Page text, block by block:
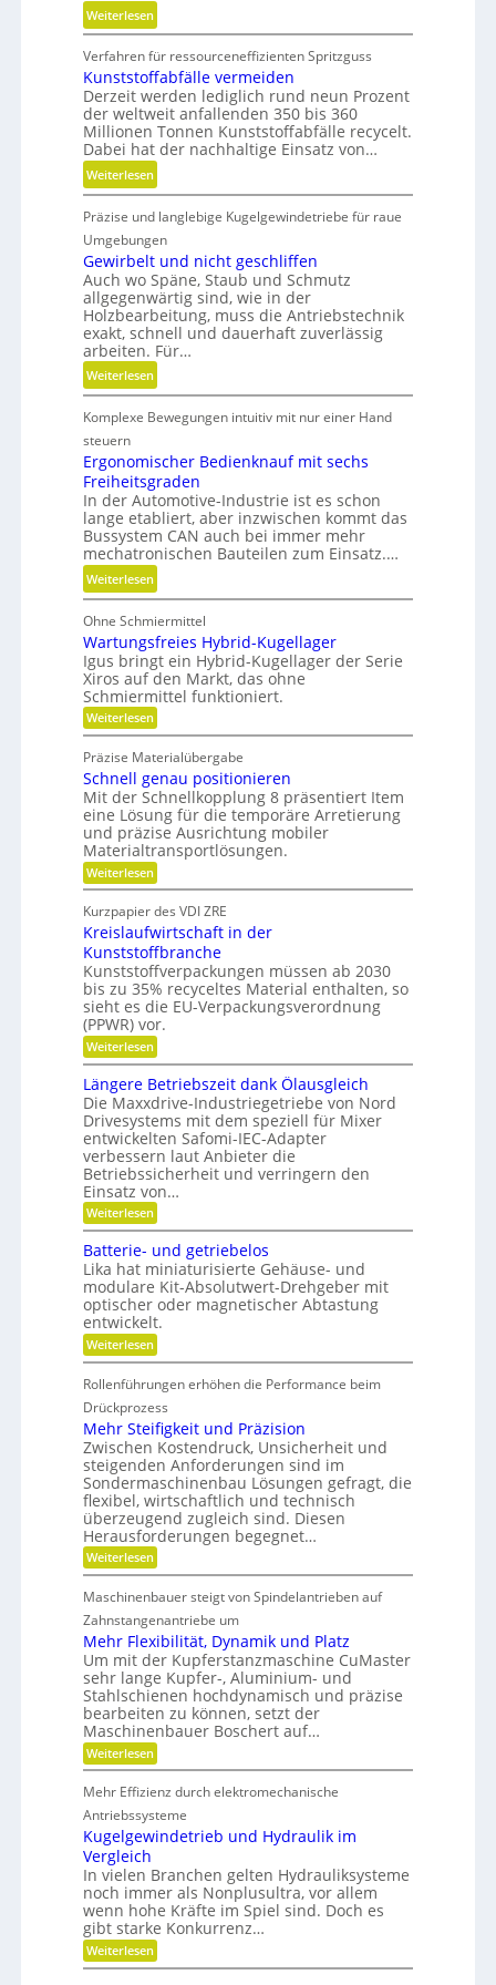
Weiterlesen:
M
o
d
u
l
r
e
r
m
a
t
u
r
e
n
t
e
h
n
i
k
Verfahren für ressourceneffizienten Spritzguss
Kunststoffabfälle vermeiden
Derzeit werden lediglich rund neun Prozent
der weltweit anfallenden 350 bis 360
Millionen Tonnen Kunststoffabfälle recycelt.
Dabei hat der nachhaltige Einsatz von…
Weiterlesen:
K
u
n
s
t
s
t
o
f
f
b
ä
l
l
e
v
e
r
m
e
i
d
e
n
Präzise und langlebige Kugelgewindetriebe für raue
Umgebungen
Gewirbelt und nicht geschliffen
Auch wo Späne, Staub und Schmutz
allgegenwärtig sind, wie in der
Holzbearbeitung, muss die Antriebstechnik
exakt, schnell und dauerhaft zuverlässig
arbeiten. Für…
Weiterlesen:
G
e
i
r
b
e
l
t
u
n
d
n
i
c
h
t
g
e
s
c
h
l
i
f
e
n
Komplexe Bewegungen intuitiv mit nur einer Hand
steuern
Ergonomischer Bedienknauf mit sechs
Freiheitsgraden
In der Automotive-Industrie ist es schon
lange etabliert, aber inzwischen kommt das
Bussystem CAN auch bei immer mehr
mechatronischen Bauteilen zum Einsatz.…
Weiterlesen:
E
r
g
o
n
o
m
s
c
h
e
r
B
e
d
i
e
n
k
n
a
u
f
m
i
t
s
e
c
h
s
F
r
e
i
h
t
g
r
a
d
e
n
Ohne Schmiermittel
Wartungsfreies Hybrid-Kugellager
Igus bringt ein Hybrid-Kugellager der Serie
Xiros auf den Markt, das ohne
Schmiermittel funktioniert.
Weiterlesen:
W
r
t
u
n
g
s
f
r
e
e
s
H
y
b
r
i
d
-
K
g
e
l
l
a
g
e
r
Präzise Materialübergabe
Schnell genau positionieren
Mit der Schnellkopplung 8 präsentiert Item
eine Lösung für die temporäre Arretierung
und präzise Ausrichtung mobiler
Materialtransportlösungen.
Weiterlesen:
S
h
n
e
l
l
g
e
n
a
u
o
s
i
t
i
o
n
i
e
r
n
Kurzpapier des VDI ZRE
Kreislaufwirtschaft in der
Kunststoffbranche
Kunststoffverpackungen müssen ab 2030
bis zu 35% recyceltes Material enthalten, so
sieht es die EU-Verpackungsverordnung
(PPWR) vor.
Weiterlesen:
K
r
e
i
s
l
a
u
f
w
i
r
t
c
h
a
f
t
i
d
r
K
u
n
s
t
s
t
o
f
f
r
a
n
c
h
e
Längere Betriebszeit dank Ölausgleich
Die Maxxdrive-Industriegetriebe von Nord
Drivesystems mit dem speziell für Mixer
entwickelten Safomi-IEC-Adapter
verbessern laut Anbieter die
Betriebssicherheit und verringern den
Einsatz von…
Weiterlesen:
L
n
g
e
r
e
B
e
t
r
e
b
z
e
i
t
d
a
n
k
l
a
u
s
g
l
e
i
c
h
Batterie- und getriebelos
Lika hat miniaturisierte Gehäuse- und
modulare Kit-Absolutwert-Drehgeber mit
optischer oder magnetischer Abtastung
entwickelt.
Weiterlesen:
B
t
t
e
r
e
-
u
n
d
g
e
t
r
i
e
b
l
o
s
Rollenführungen erhöhen die Performance beim
Drückprozess
Mehr Steifigkeit und Präzision
Zwischen Kostendruck, Unsicherheit und
steigenden Anforderungen sind im
Sondermaschinenbau Lösungen gefragt, die
flexibel, wirtschaftlich und technisch
überzeugend zugleich sind. Diesen
Herausforderungen begegnet…
Weiterlesen:
M
h
r
S
t
e
i
f
i
g
k
e
i
t
n
d
r
ä
z
i
s
i
o
n
Maschinenbauer steigt von Spindelantrieben auf
Zahnstangenantriebe um
Mehr Flexibilität, Dynamik und Platz
Um mit der Kupferstanzmaschine CuMaster
sehr lange Kupfer-, Aluminium- und
Stahlschienen hochdynamisch und präzise
bearbeiten zu können, setzt der
Maschinenbauer Boschert auf…
Weiterlesen:
M
h
r
F
l
x
i
b
i
l
i
t
Mehr Effizienz durch elektromechanische
Antriebssysteme
Kugelgewindetrieb und Hydraulik im
Vergleich
In vielen Branchen gelten Hydrauliksysteme
noch immer als Nonplusultra, vor allem
wenn hohe Kräfte im Spiel sind. Doch es
gibt starke Konkurrenz…
Weiterlesen:
K